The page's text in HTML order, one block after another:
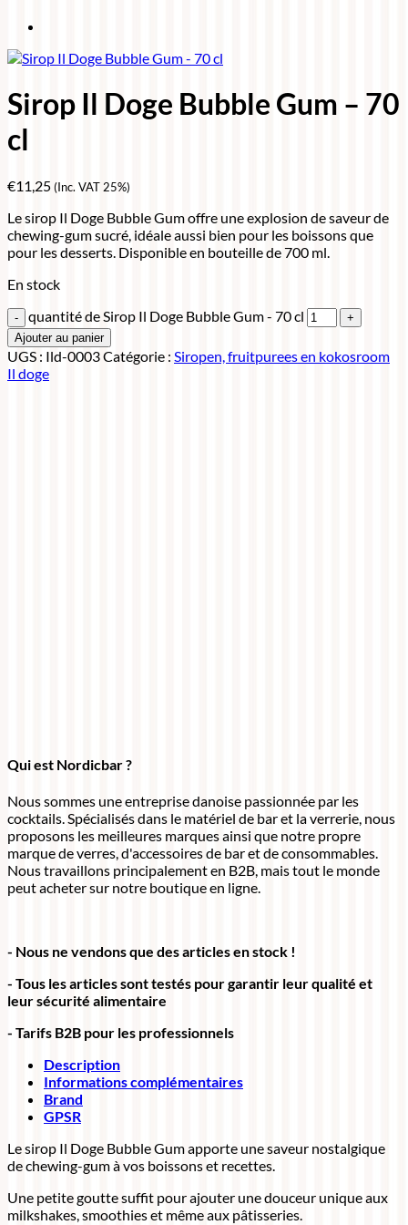
Sirop Il Doge Bubble Gum – 70
cl
€11,25(Inc. VAT 25%)
Le sirop Il Doge Bubble Gum offre une explosion de saveur de
chewing-gum sucré, idéale aussi bien pour les boissons que
pour les desserts. Disponible en bouteille de 700 ml.
En stock
quantité de Sirop Il Doge Bubble Gum - 70 cl
Ajouter au panier
UGS : Ild-0003Catégorie : Siropen, fruitpurees en kokosroom
Il doge
Qui est Nordicbar ?
Nous sommes une entreprise danoise passionnée par les
cocktails. Spécialisés dans le matériel de bar et la verrerie, nous
proposons les meilleures marques ainsi que notre propre
marque de verres, d'accessoires de bar et de consommables.
Nous travaillons principalement en B2B, mais tout le monde
peut acheter sur notre boutique en ligne.
- Nous ne vendons que des articles en stock !
- Tous les articles sont testés pour garantir leur qualité et
leur sécurité alimentaire
- Tarifs B2B pour les professionnels
Description
Informations complémentaires
Brand
GPSR
Le sirop Il Doge Bubble Gum apporte une saveur nostalgique
de chewing-gum à vos boissons et recettes.
Une petite goutte suffit pour ajouter une douceur unique aux
milkshakes, smoothies et même aux pâtisseries.